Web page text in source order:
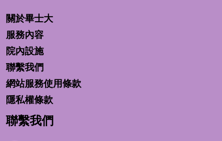
關於畢士大
服務內容
院內設施
聯繫我們
網站服務使用條款
隱私權條款
聯繫我們